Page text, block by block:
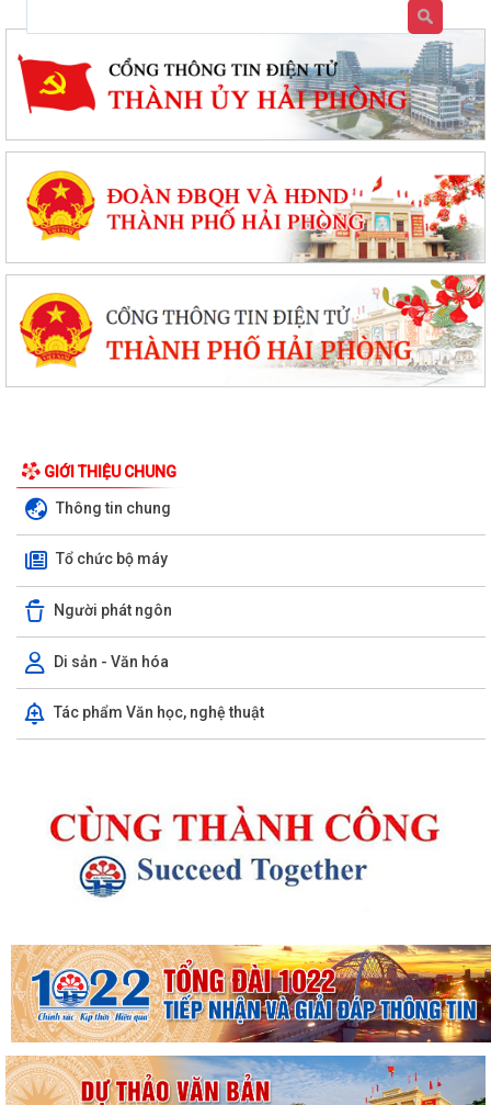
GIỚI THIỆU CHUNG
Thông tin chung
Tổ chức bộ máy
Người phát ngôn
Di sản - Văn hóa
Tác phẩm Văn học, nghệ thuật
dữ liệu chuyên ngành y tế của...
KHAI MẠC KỲ HỌP THƯỜNG LỆ GIỮA NĂM 2026 HỘI ĐỒNG NHÂN DÂN
PHƯỜNG THỦY NGUYÊN KHÓA II, NHIỆM KỲ 2026...
Thông tin báo chí về việc tổ chức cưỡng chế thu hồi đất để thực hiện
Dự án đầu tư xây dựng tuyến...